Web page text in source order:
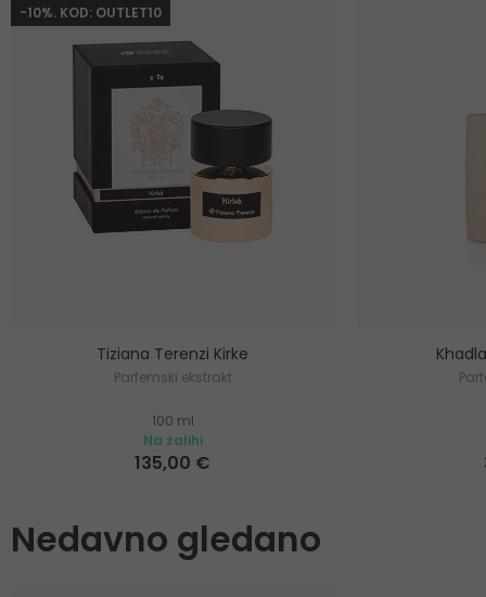
-10%. KOD: OUTLET10
Tiziana Terenzi Kirke
Parfemski ekstrakt
100 ml
Na zalihi
135,00 €
Nedavno gledano